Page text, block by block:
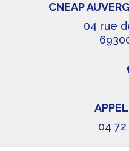
CNEAP
04 rue
04